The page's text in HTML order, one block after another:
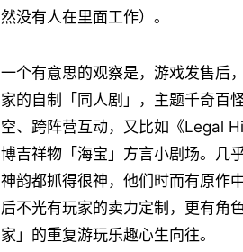
然没有人在里面工作）。
一个有意思的观察是，游戏发售后
家的自制「同人剧」，主题千奇百
空、跨阵营互动，又比如《Legal
博吉祥物「海宝」方言小剧场。几
神韵都抓得很神，他们时而有原作
后不光有玩家的卖力定制，更有角
家」的重复游玩乐趣心生向往。